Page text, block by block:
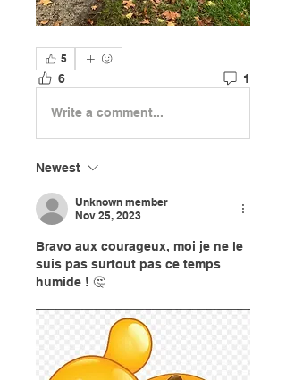
5
6 1
Write a comment...
Newest
Unknown member
Nov 25, 2023
Bravo aux courageux, moi je ne le
suis pas surtout pas ce temps
humide ! 🤔